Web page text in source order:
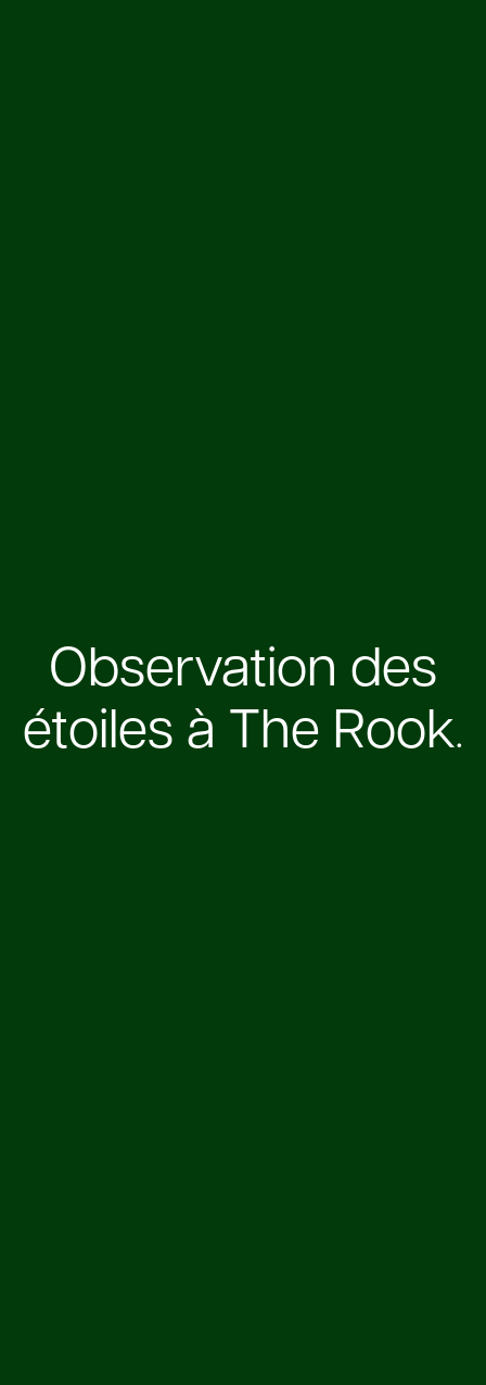
Observation des
étoiles à The Rook